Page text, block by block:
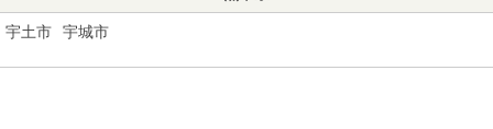
宇土市 宇城市